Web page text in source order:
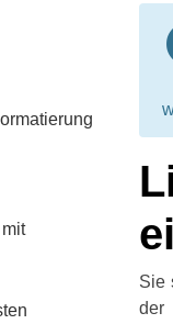
Sie
der